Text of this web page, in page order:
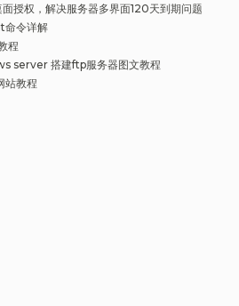
权，解决服务器多界面120天到期问题
令详解
程
server 搭建ftp服务器图文教程
教程